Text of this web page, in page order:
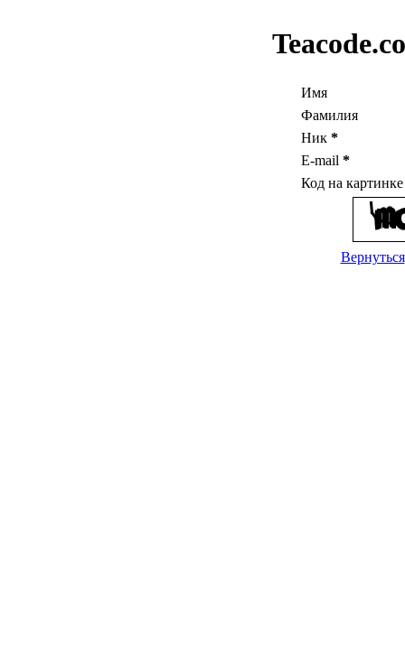
Имя
Фамилия
Ник *
E-mail *
Код на
Вернуться